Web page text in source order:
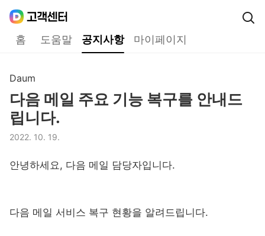
홈 도움말 공지사항 마이페이지
Daum
다음 메일 주요 기능 복구를 안내드
립니다.
2022. 10. 19.
안녕하세요, 다음 메일 담당자입니다.
다음 메일 서비스 복구 현황을 알려드립니다.